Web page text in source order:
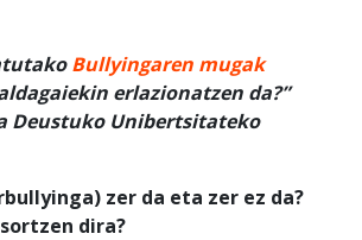
Bullyingaren mugak
erlazionatzen da?”
Deustuko Unibertsitateko
zer da eta zer ez da?
dira?